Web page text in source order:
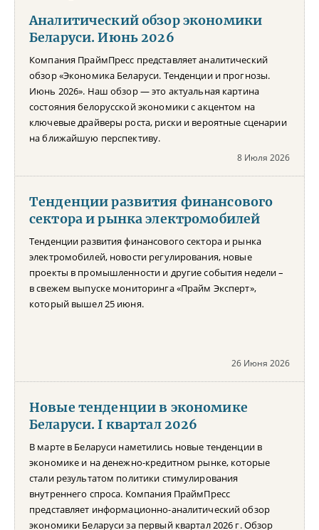
Аналитический обзор экономики
Беларуси. Июнь 2026
Компания ПраймПресс представляет аналитический
обзор «Экономика Беларуси. Тенденции и прогнозы.
Июнь 2026». Наш обзор — это актуальная картина
состояния белорусской экономики с акцентом на
ключевые драйверы роста, риски и вероятные сценарии
на ближайшую перспективу.
8 Июля 2026
Тенденции развития финансового
сектора и рынка электромобилей
Тенденции развития финансового сектора и рынка
электромобилей, новости регулирования, новые
проекты в промышленности и другие события недели –
в свежем выпуске мониторинга «Прайм Эксперт»,
который вышел 25 июня.
26 Июня 2026
Новые тенденции в экономике
Беларуси. I квартал 2026
В марте в Беларуси наметились новые тенденции в
экономике и на денежно-кредитном рынке, которые
стали результатом политики стимулирования
внутреннего спроса. Компания ПраймПресс
представляет информационно-аналитический обзор
экономики Беларуси за первый квартал 2026 г. Обзор